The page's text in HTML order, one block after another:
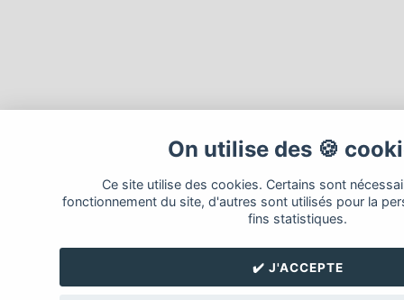
On utilise des 🍪
Ce site utilise des cookies. Certains sont
fonctionnement du site, d'autres sont utilisés pour la
fins statistiques.
✔️ J'ACCEPTE